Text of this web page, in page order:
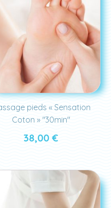
pieds « Sensation
Coton » "30min"
38,00€